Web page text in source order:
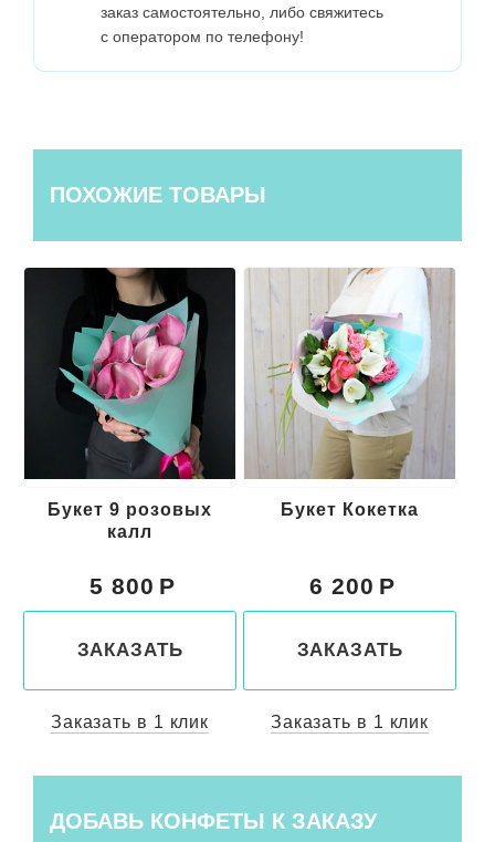
заказ самостоятельно, либо свяжитесь
с оператором по телефону!
ПОХОЖИЕ ТОВАРЫ
Букет Кокетка
6 200
ЗАКАЗАТЬ
Заказать в 1 клик
Букет Кэтти
6 250
ЗАКАЗАТЬ
Заказать в 1 клик
ДОБАВЬ КОНФЕТЫ К ЗАКАЗУ